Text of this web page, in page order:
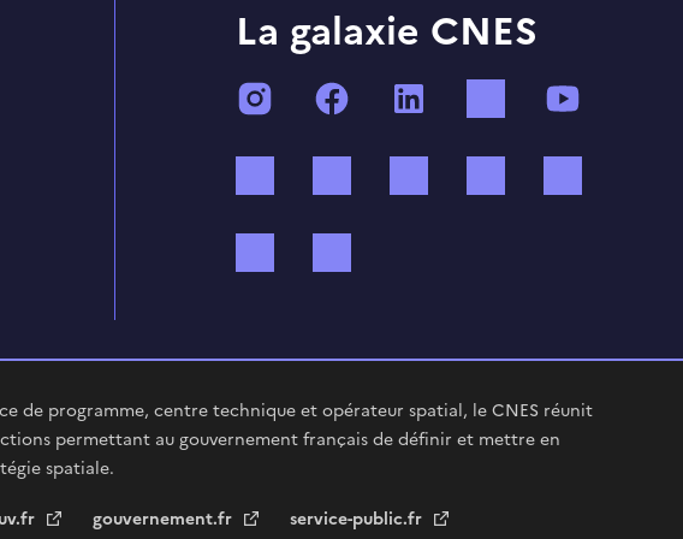
La galaxie CNES
InstagramFacebook TikTok
de programme, centre technique et opérateur spatial, le CNES réunit
permettant au gouvernement français de définir et mettre en
spatiale.
gouvernement.fr service-public.fr